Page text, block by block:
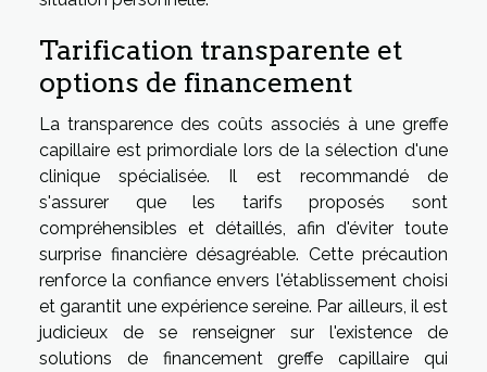
Tarification transparente et
options de financement
La transparence des coûts associés à une greffe
capillaire est primordiale lors de la sélection d'une
clinique spécialisée. Il est recommandé de
s'assurer que les tarifs proposés sont
compréhensibles et détaillés, afin d'éviter toute
surprise financière désagréable. Cette précaution
renforce la confiance envers l'établissement choisi
et garantit une expérience sereine. Par ailleurs, il est
judicieux de se renseigner sur l'existence de
solutions de financement greffe capillaire qui